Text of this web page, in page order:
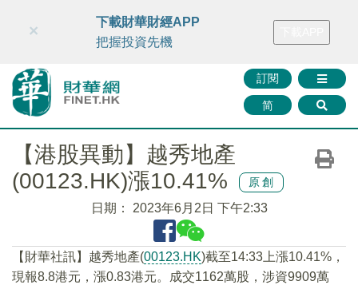
財華智庫網 FINTV FINMETA 財華證券 媒體矩陣
訂閱
简
×
下載財華財經APP
把握投資先機
【港股異動】越秀地產
(00123.HK)漲10.41%
原創
日期： 2023年6月2日 下午2:33
【財華社訊】越秀地產(00123.HK)截至14:33上漲10.41%，
現報8.8港元，漲0.83港元。成交1162萬股，涉資9909萬